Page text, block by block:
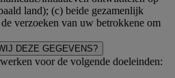
land); (c) beide gezamenlijk
verzoeken van uw betrokkene om
DEZE GEGEVENS?
voor de volgende doeleinden: